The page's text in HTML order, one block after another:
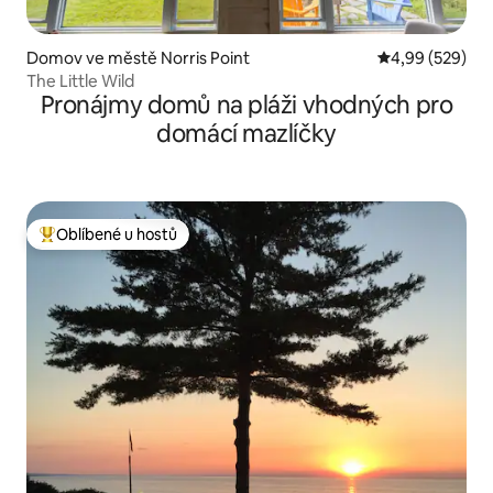
Domov ve městě Norris Point Průměrné
4,99 (529)
The Little Wild
Pronájmy domů na pláži vhodných pro
domácí mazlíčky
Nejlepší v kategorii Oblíbené u hostů
Oblíbené u hostů